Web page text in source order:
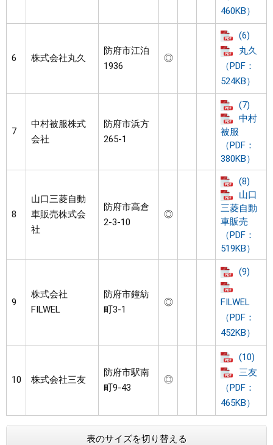
460KB）
6 株式会社丸久
防府市江泊
1936
◎
(6)
丸久
（PDF：
524KB）
7
中村被服株式
会社
防府市浜方
265-1
(7)
中村
被服
（PDF：
380KB）
8
山口三菱自動
車販売株式会
社
防府市高倉
2-3-10
◎
(8)
山口
三菱自動
車販売
（PDF：
519KB）
9
株式会社
FILWEL
防府市鐘紡
町3-1
◎
(9)
FILWEL
（PDF：
452KB）
10 株式会社三友
防府市駅南
町9-43
◎
(10)
三友
（PDF：
465KB）
表のサイズを切り替える